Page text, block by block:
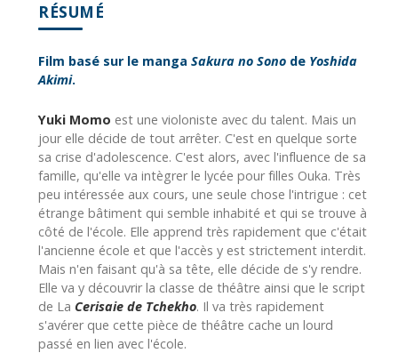
RÉSUMÉ
Film basé sur le manga Sakura no Sono de Yoshida
Akimi.
Yuki Momo est une violoniste avec du talent. Mais un
jour elle décide de tout arrêter. C'est en quelque sorte
sa crise d'adolescence. C'est alors, avec l'influence de sa
famille, qu'elle va intègrer le lycée pour filles Ouka. Très
peu intéressée aux cours, une seule chose l'intrigue : cet
étrange bâtiment qui semble inhabité et qui se trouve à
côté de l'école. Elle apprend très rapidement que c'était
l'ancienne école et que l'accès y est strictement interdit.
Mais n'en faisant qu'à sa tête, elle décide de s'y rendre.
Elle va y découvrir la classe de théâtre ainsi que le script
de La Cerisaie de Tchekho. Il va très rapidement
s'avérer que cette pièce de théâtre cache un lourd
passé en lien avec l'école.